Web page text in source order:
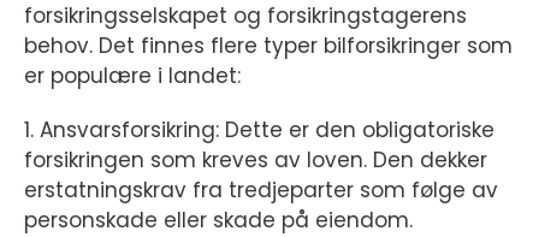
forsikringsselskapet og forsikringstagerens
behov. Det finnes flere typer bilforsikringer som
er populære i landet:
1. Ansvarsforsikring: Dette er den obligatoriske
forsikringen som kreves av loven. Den dekker
erstatningskrav fra tredjeparter som følge av
personskade eller skade på eiendom.